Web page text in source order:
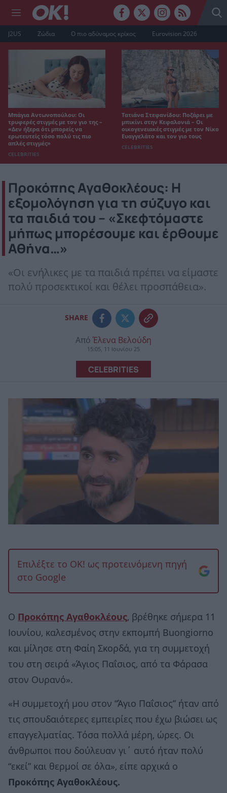
J2US Ζώδια Ο πιο αδύναμος κρίκος Eurovision 2026
Μπάγια Αντωνοπούλου: Οι
τρυφερές στιγμές με τον γιο της –
«Δεν ήξερα ότι μπορείς να
ερωτευτείς τόσο πολύ τις πιο
απλές στιγμές»
CELEBRITIES
Τατιάνα Στεφανίδου: Ποζάρει με
μπικίνι στην Κεφαλονιά – Οι
οικογενειακές στιγμές με τον Νίκο
Ευαγγελάτο και τον γιο τους
CELEBRITIES
Προκόπης Αγαθοκλέους: Η
εξομολόγηση για τη σύζυγο και
τα παιδιά του – «Σκεφτόμαστε
μήπως μπορέσουμε και έρθουμε
Αθήνα…»
«Οι ενήλικες με τα παιδιά πρέπει να είμαστε
πολύ προσεκτικοί και θέλει προσπάθεια».
SHARE
Από Έλενα Βελούδη
15:05, 11 Ιουνίου 25
CELEBRITIES
Επιλέξτε το OK! ως προτεινόμενη πηγή
στο Google
Ο Προκόπης Αγαθοκλέους, βρέθηκε σήμερα 11
Ιουνίου, καλεσμένος στην εκπομπή Buongiorno
και μίλησε στη Φαίη Σκορδά, για τη συμμετοχή
του στη σειρά «Άγιος Παΐσιος, από τα Φάρασα
στον Ουρανό».
«Η συμμετοχή μου στον “Άγιο Παΐσιος” ήταν από
τις σπουδαιότερες εμπειρίες που έχω βιώσει ως
επαγγελματίας. Τόσα πολλά μέρη, ώρες. Οι
άνθρωποι που δούλευαν γι΄ αυτό ήταν πολύ
“εκεί” και θερμοί σε όλα», είπε αρχικά ο
Προκόπης Αγαθοκλέους.